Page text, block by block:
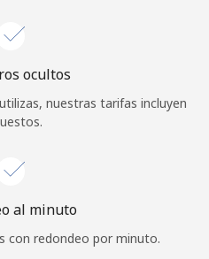
ocultos
nuestras tarifas incluyen
al minuto
con redondeo por minuto.